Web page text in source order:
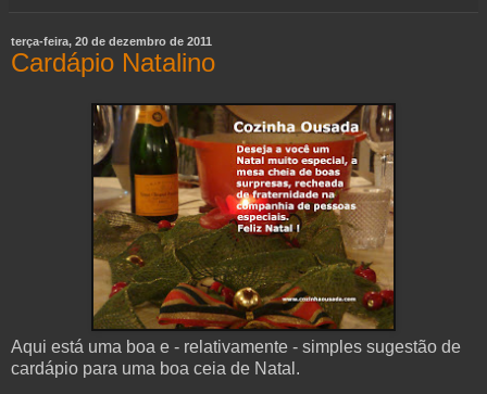
terça-feira, 20 de dezembro de 2011
Cardápio Natalino
Aqui está uma boa e - relativamente - simples sugestão de
cardápio para uma boa ceia de Natal.